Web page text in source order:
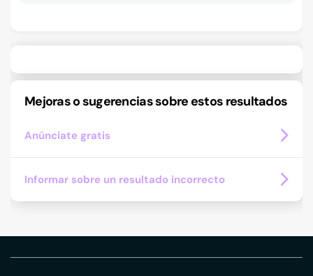
Mejoras o sugerencias sobre estos resultados
Anúnciate gratis
Informar sobre un resultado incorrecto